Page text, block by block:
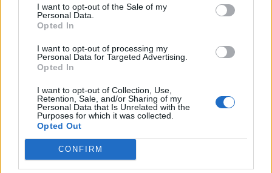
I want to opt-out of the Sale of my
Personal Data.
Opted In
I want to opt-out of processing my
Personal Data for Targeted Advertising.
Opted In
I want to opt-out of Collection, Use,
Retention, Sale, and/or Sharing of my
Personal Data that Is Unrelated with the
Purposes for which it was collected.
Opted Out
CONFIRM
και για τη βελτίωση των συνθηκών μετακίνησης
των κατοίκων σε άλλες περιοχές της χώρας».
Αιδηψός Εύβοια υδατοδρόμια
ΠΡΟΗΓΟΎΜΕΝΟ ΆΡΘΡΟ
Extraction 2: Βγήκε το νέο
τρέιλερ και η ημερομηνία
κυκλοφορίας του
επερχόμενου σίκουελ
ΕΠΌΜΕΝΟ ΆΡΘΡΟ
αυξήθηκαν οι εκτελέσεις